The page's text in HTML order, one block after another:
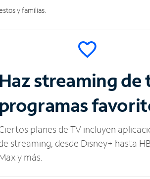
y familias.
Haz streaming de
programas
planes de TV incluyen
streaming, desde Disney+ hasta
y más.